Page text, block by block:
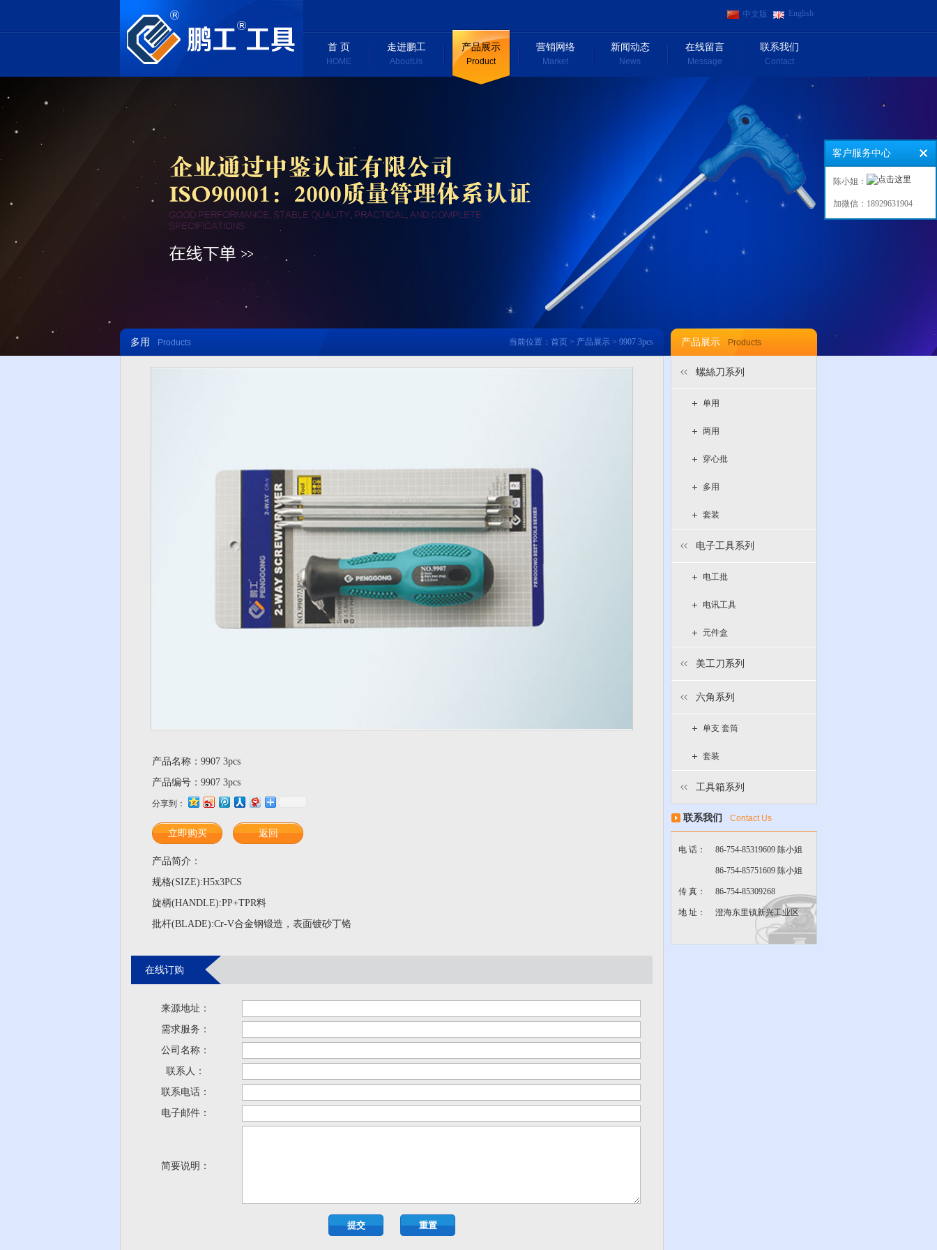
English
中文版
首 页
HOME
走进鹏工
AboutUs
产品展示
Product
营销网络
Market
新闻动态
News
在线留言
Message
联系我们
Contact
当前位置： 首页 > 产品展示 > 9907 3pcs
多用 Products
产品名称：9907 3pcs
产品编号：9907 3pcs
分享到：
立即购买 返回
产品简介：
规格(SIZE):H5x3PCS
旋柄(HANDLE):PP+TPR料
批杆(BLADE):Cr-V合金钢锻造，表面镀砂丁铬
在线订购
来源地址：
需求服务：
公司名称：
联系人：
联系电话：
电子邮件：
简要说明：
产品展示 Products
螺絲刀系列
单用
两用
穿心批
多用
套装
电子工具系列
电工批
电讯工具
元件盒
美工刀系列
六角系列
单支 套筒
套装
工具箱系列
联系我们 Contact Us
电 话： 86-754-85319609 陈小姐
86-754-85751609 陈小姐
传 真： 86-754-85309268
地 址： 澄海东里镇新兴工业区
客户服务中心
陈小姐：
加微信：18929631904